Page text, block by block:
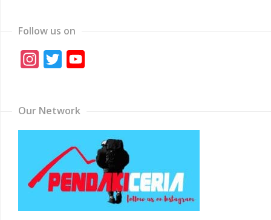
Follow us on
Instagram
Twitter
Our Network